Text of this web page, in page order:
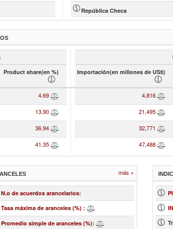
4.34 República Checa
Product share(en %) Importación(en millones de US$)
4.69 4,816
13.90 21,495
36.94 32,771
41.35 47,488
0.09
13.34
-3.83
más »
N.o de acuerdos arancelarios:
Tasa máxima de aranceles (%) :
Promedio simple de aranceles (%):